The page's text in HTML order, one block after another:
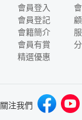
會員登入
會員登記
會籍簡介
會員有賞
精選優惠
關注我們